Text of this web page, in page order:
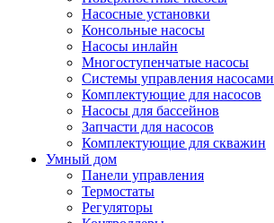
Насосные установки
Консольные насосы
Насосы инлайн
Многоступенчатые насосы
Системы управления насосами
Комплектующие для насосов
Насосы для бассейнов
Запчасти для насосов
Комплектующие для скважин
Умный дом
Панели управления
Термостаты
Регуляторы